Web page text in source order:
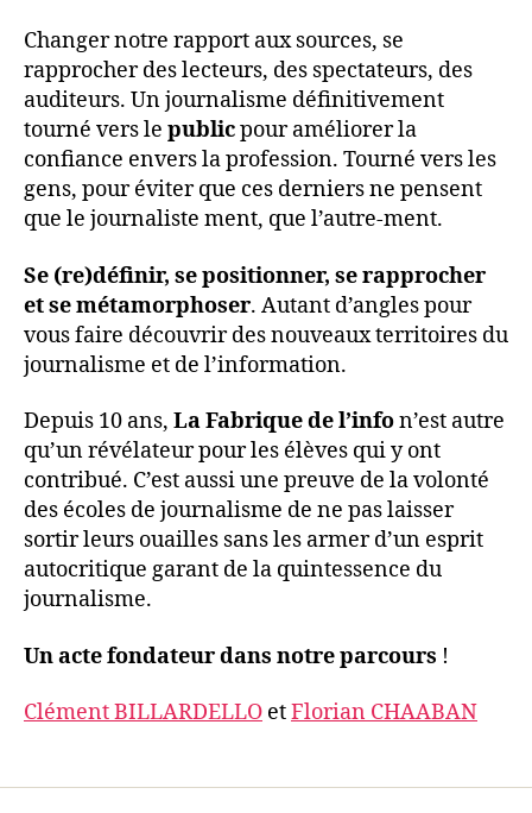
Changer notre rapport aux sources, se
rapprocher des lecteurs, des spectateurs, des
auditeurs. Un journalisme définitivement
tourné vers le publicpour améliorer la
confiance envers la profession. Tourné vers les
gens, pour éviter que ces derniers ne pensent
que le journaliste ment, que l’autre-ment.
Se (re)définir, se positionner, se rapprocher
et se métamorphoser. Autant d’angles pour
vous faire découvrir des nouveaux territoires du
journalisme et de l’information.
Depuis 10 ans, La Fabrique de l’infon’est autre
qu’un révélateur pour les élèves qui y ont
contribué. C’est aussi une preuve de la volonté
des écoles de journalisme de ne pas laisser
sortir leurs ouailles sans les armer d’un esprit
autocritique garant de la quintessence du
journalisme.
Un acte fondateur dans notre parcours !
Clément BILLARDELLO etFlorian CHAABAN